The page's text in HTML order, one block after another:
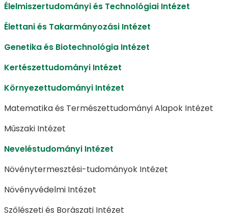
Élelmiszertudományi és Technológiai Intézet
Élettani és Takarmányozási Intézet
Genetika és Biotechnológia Intézet
Kertészettudományi Intézet
Környezettudományi Intézet
Matematika és Természettudományi Alapok Intézet
Műszaki Intézet
Neveléstudományi Intézet
Növénytermesztési-tudományok Intézet
Növényvédelmi Intézet
Szőlészeti és Borászati Intézet